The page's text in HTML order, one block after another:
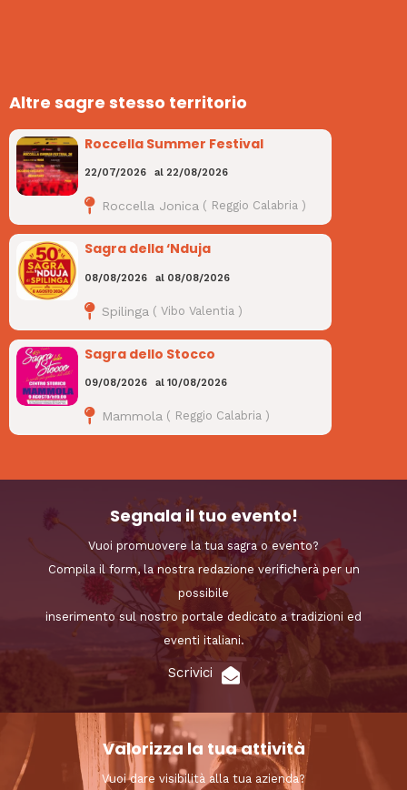
Altre sagre stesso territorio
Roccella Summer Festival
22/07/2026 al 22/08/2026
Roccella Jonica ( Reggio Calabria )
Sagra della ‘Nduja
08/08/2026 al 08/08/2026
Spilinga (Vibo Valentia )
Sagra dello Stocco
09/08/2026 al10/08/2026
Mammola ( Reggio Calabria )
Segnala il tuo evento!
Vuoi promuovere la tua sagra o evento?
Compila il form, la nostra redazione verificherà per un
possibile
inserimento sul nostro portale dedicato a tradizioni ed
eventi italiani.
Scrivici
Valorizza la tua attività
Vuoi dare visibilità alla tua azienda?